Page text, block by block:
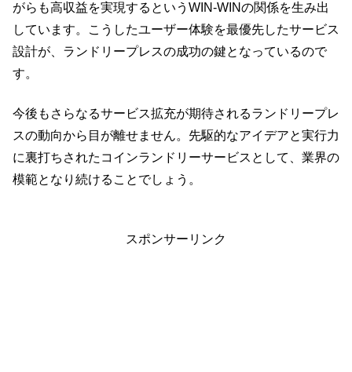
がらも高収益を実現するというWIN-WINの関係を生み出
しています。こうしたユーザー体験を最優先したサービス
設計が、ランドリープレスの成功の鍵となっているので
す。
今後もさらなるサービス拡充が期待されるランドリープレ
スの動向から目が離せません。先駆的なアイデアと実行力
に裏打ちされたコインランドリーサービスとして、業界の
模範となり続けることでしょう。
スポンサーリンク